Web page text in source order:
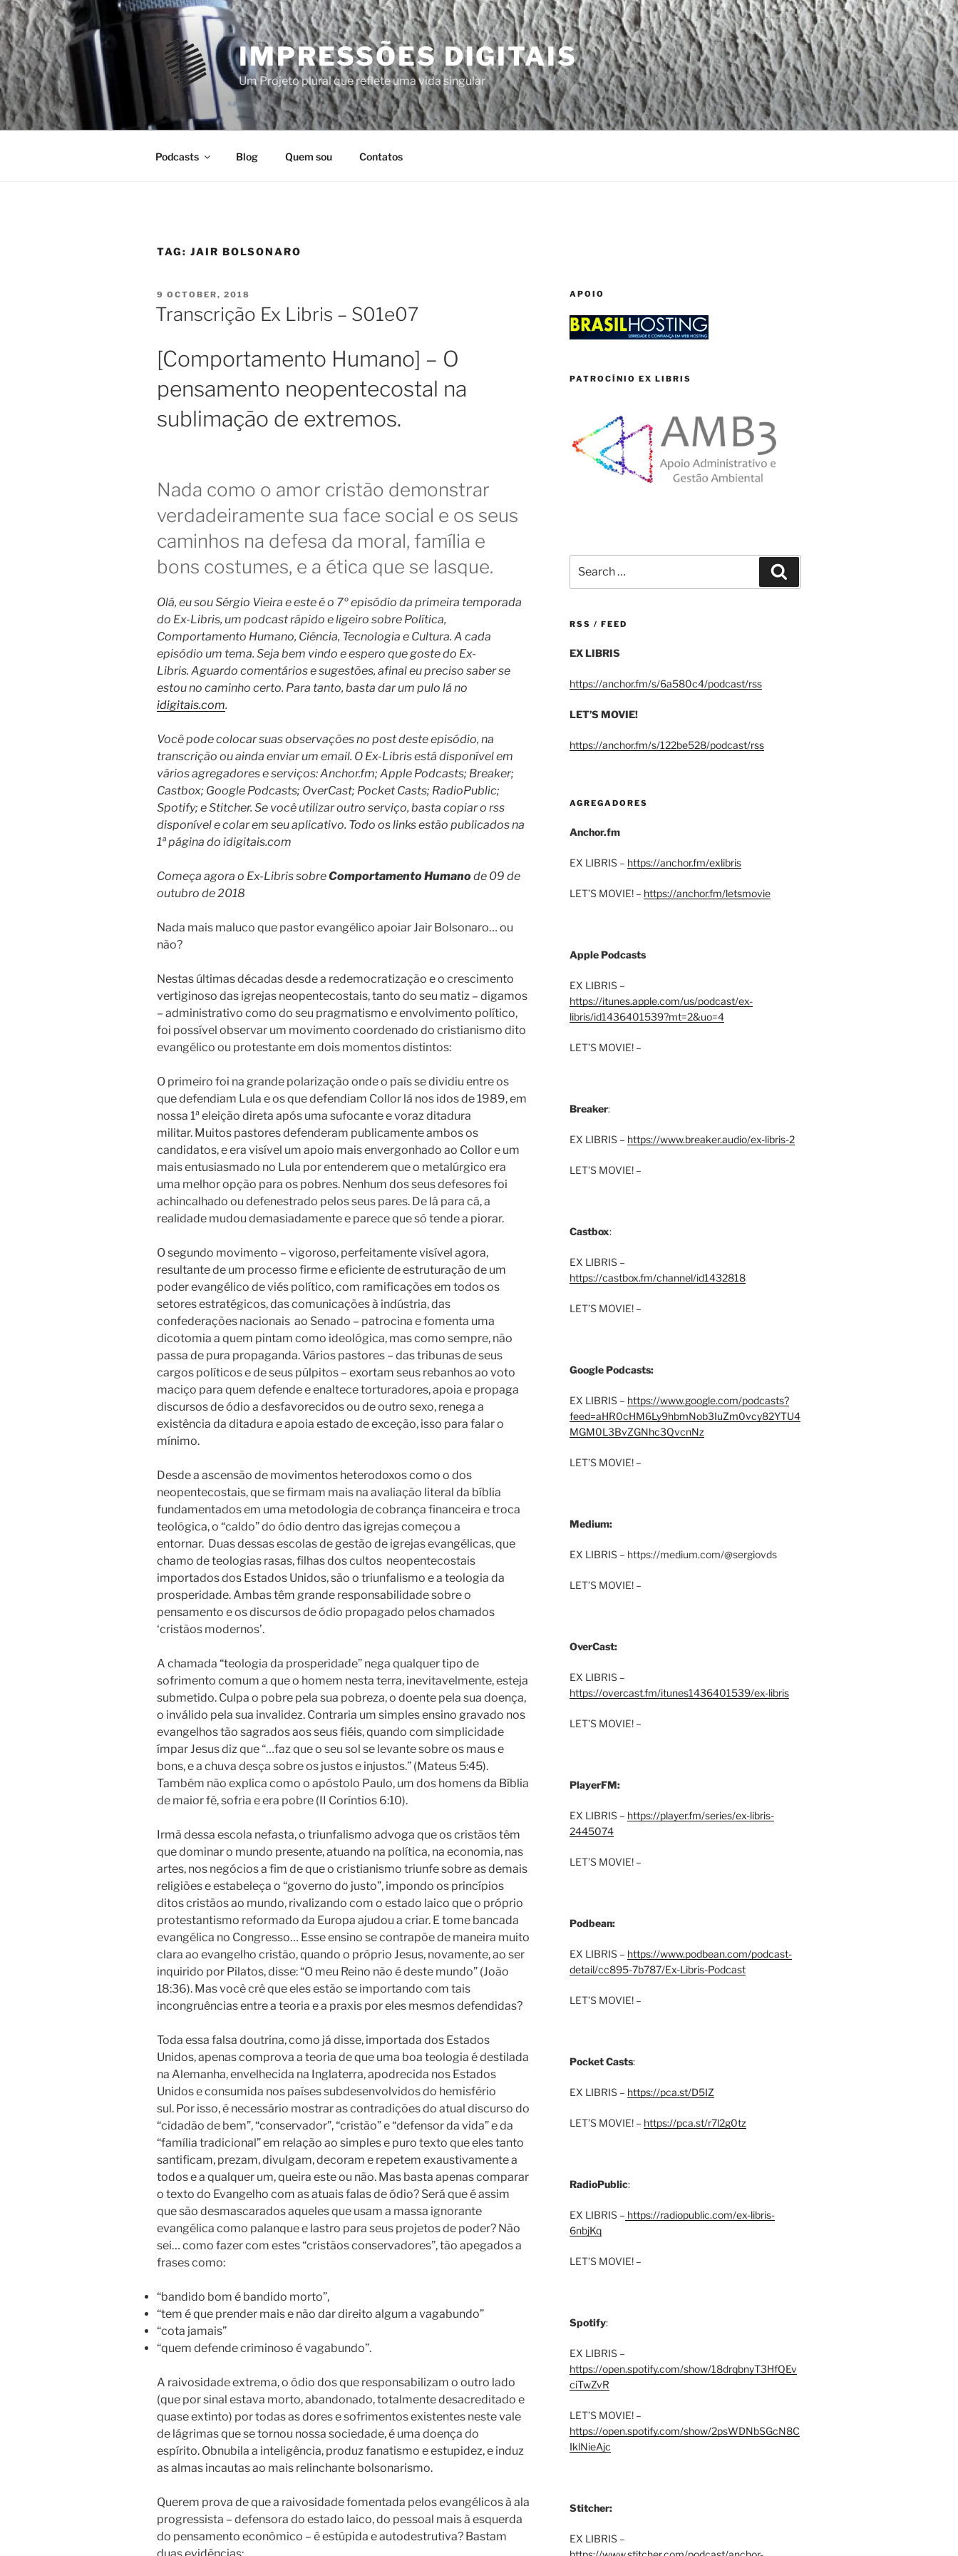
Skip
to
content
IMPRESSÕES DIGITAIS
Um Projeto plural que reflete uma vida singular
Podcasts Blog Quem sou Contatos
TAG: JAIR BOLSONARO
POSTED
ON
9 OCTOBER, 2018
Transcrição Ex Libris – S01e07
[Comportamento Humano] – O
pensamento neopentecostal na
sublimação de extremos.
Nada como o amor cristão demonstrar
verdadeiramente sua face social e os seus
caminhos na defesa da moral, família e
bons costumes, e a ética que se lasque.
Olá, eu sou Sérgio Vieira e este é o 7º episódio da primeira temporada
do Ex-Libris, um podcast rápido e ligeiro sobre Política,
Comportamento Humano, Ciência, Tecnologia e Cultura. A cada
episódio um tema. Seja bem vindo e espero que goste do Ex-
Libris. Aguardo comentários e sugestões, afinal eu preciso saber se
estou no caminho certo. Para tanto, basta dar um pulo lá no
idigitais.com.
Você pode colocar suas observações no post deste episódio, na
transcrição ou ainda enviar um email. O Ex-Libris está disponível em
vários agregadores e serviços: Anchor.fm; Apple Podcasts; Breaker;
Castbox; Google Podcasts; OverCast; Pocket Casts; RadioPublic;
Spotify; e Stitcher. Se você utilizar outro serviço, basta copiar o rss
disponível e colar em seu aplicativo. Todo os links estão publicados na
1ª página do idigitais.com
Começa agora o Ex-Libris sobreComportamento Humanode 09 de
outubro de 2018
Nada mais maluco que pastor evangélico apoiar Jair Bolsonaro… ou
não?
Nestas últimas décadas desde a redemocratização e o crescimento
vertiginoso das igrejas neopentecostais, tanto do seu matiz – digamos
– administrativo como do seu pragmatismo e envolvimento político,
foi possível observar um movimento coordenado do cristianismo dito
evangélico ou protestante em dois momentos distintos:
O primeiro foi na grande polarização onde o país se dividiu entre os
que defendiam Lula e os que defendiam Collor lá nos idos de 1989, em
nossa 1ª eleição direta após uma sufocante e voraz ditadura
militar. Muitos pastores defenderam publicamente ambos os
candidatos, e era visível um apoio mais envergonhado ao Collor e um
mais entusiasmado no Lula por entenderem que o metalúrgico era
uma melhor opção para os pobres. Nenhum dos seus defesores foi
achincalhado ou defenestrado pelos seus pares. De lá para cá, a
realidade mudou demasiadamente e parece que só tende a piorar.
O segundo movimento – vigoroso, perfeitamente visível agora,
resultante de um processo firme e eficiente de estruturação de um
poder evangélico de viés político, com ramificações em todos os
setores estratégicos, das comunicações à indústria, das
confederações nacionais ao Senado – patrocina e fomenta uma
dicotomia a quem pintam como ideológica, mas como sempre, não
passa de pura propaganda. Vários pastores – das tribunas de seus
cargos políticos e de seus púlpitos – exortam seus rebanhos ao voto
maciço para quem defende e enaltece torturadores, apoia e propaga
discursos de ódio a desfavorecidos ou de outro sexo, renega a
existência da ditadura e apoia estado de exceção, isso para falar o
mínimo.
Desde a ascensão de movimentos heterodoxos como o dos
neopentecostais, que se firmam mais na avaliação literal da bíblia
fundamentados em uma metodologia de cobrança financeira e troca
teológica, o “caldo” do ódio dentro das igrejas começou a
entornar. Duas dessas escolas de gestão de igrejas evangélicas, que
chamo de teologias rasas, filhas dos cultos neopentecostais
importados dos Estados Unidos, são o triunfalismo e a teologia da
prosperidade. Ambas têm grande responsabilidade sobre o
pensamento e os discursos de ódio propagado pelos chamados
‘cristãos modernos’.
A chamada “teologia da prosperidade” nega qualquer tipo de
sofrimento comum a que o homem nesta terra, inevitavelmente, esteja
submetido. Culpa o pobre pela sua pobreza, o doente pela sua doença,
o inválido pela sua invalidez. Contraria um simples ensino gravado nos
evangelhos tão sagrados aos seus fiéis, quando com simplicidade
ímpar Jesus diz que “…faz que o seu sol se levante sobre os maus e
bons, e a chuva desça sobre os justos e injustos.” (Mateus 5:45).
Também não explica como o apóstolo Paulo, um dos homens da Bíblia
de maior fé, sofria e era pobre (II Coríntios 6:10).
Irmã dessa escola nefasta, o triunfalismo advoga que os cristãos têm
que dominar o mundo presente, atuando na política, na economia, nas
artes, nos negócios a fim de que o cristianismo triunfe sobre as demais
religiões e estabeleça o “governo do justo”, impondo os princípios
ditos cristãos ao mundo, rivalizando com o estado laico que o próprio
protestantismo reformado da Europa ajudou a criar. E tome bancada
evangélica no Congresso… Esse ensino se contrapõe de maneira muito
clara ao evangelho cristão, quando o próprio Jesus, novamente, ao ser
inquirido por Pilatos, disse: “O meu Reino não é deste mundo” (João
18:36). Mas você crê que eles estão se importando com tais
incongruências entre a teoria e a praxis por eles mesmos defendidas?
Toda essa falsa doutrina, como já disse, importada dos Estados
Unidos, apenas comprova a teoria de que uma boa teologia é destilada
na Alemanha, envelhecida na Inglaterra, apodrecida nos Estados
Unidos e consumida nos países subdesenvolvidos do hemisfério
sul. Por isso, é necessário mostrar as contradições do atual discurso do
“cidadão de bem”, “conservador”, “cristão” e “defensor da vida” e da
“família tradicional” em relação ao simples e puro texto que eles tanto
santificam, prezam, divulgam, decoram e repetem exaustivamente a
todos e a qualquer um, queira este ou não. Mas basta apenas comparar
o texto do Evangelho com as atuais falas de ódio? Será que é assim
que são desmascarados aqueles que usam a massa ignorante
evangélica como palanque e lastro para seus projetos de poder? Não
sei… como fazer com estes “cristãos conservadores”, tão apegados a
frases como:
“bandido bom é bandido morto”,
“tem é que prender mais e não dar direito algum a vagabundo”
“cota jamais”
“quem defende criminoso é vagabundo”.
A raivosidade extrema, o ódio dos que responsabilizam o outro lado
(que por sinal estava morto, abandonado, totalmente desacreditado e
quase extinto) por todas as dores e sofrimentos existentes neste vale
de lágrimas que se tornou nossa sociedade, é uma doença do
espírito. Obnubila a inteligência, produz fanatismo e estupidez, e induz
as almas incautas ao mais relinchante bolsonarismo.
Querem prova de que a raivosidade fomentada pelos evangélicos à ala
progressista – defensora do estado laico, do pessoal mais à esquerda
do pensamento econômico – é estúpida e autodestrutiva? Bastam
APOIO
PATROCÍNIO EX LIBRIS
for:
RSS / FEED
EX LIBRIS
https://anchor.fm/s/6a580c4/podcast/rss
LET’S MOVIE!
https://anchor.fm/s/122be528/podcast/rss
AGREGADORES
Anchor.fm
EX LIBRIS – https://anchor.fm/exlibris
LET’S MOVIE! – https://anchor.fm/letsmovie
Apple Podcasts
EX LIBRIS –
https://itunes.apple.com/us/podcast/ex-
libris/id1436401539?mt=2&uo=4
LET’S MOVIE! –
Breaker:
EX LIBRIS – https://www.breaker.audio/ex-libris-2
LET’S MOVIE! –
Castbox:
EX LIBRIS –
https://castbox.fm/channel/id1432818
LET’S MOVIE! –
Google Podcasts:
EX LIBRIS – https://www.google.com/podcasts?
feed=aHR0cHM6Ly9hbmNob3IuZm0vcy82YTU4
MGM0L3BvZGNhc3QvcnNz
LET’S MOVIE! –
Medium:
EX LIBRIS – https://medium.com/@sergiovds
LET’S MOVIE! –
OverCast:
EX LIBRIS –
https://overcast.fm/itunes1436401539/ex-libris
LET’S MOVIE! –
PlayerFM:
EX LIBRIS – https://player.fm/series/ex-libris-
2445074
LET’S MOVIE! –
Podbean:
EX LIBRIS – https://www.podbean.com/podcast-
detail/cc895-7b787/Ex-Libris-Podcast
LET’S MOVIE! –
Pocket Casts:
EX LIBRIS – https://pca.st/D5IZ
LET’S MOVIE! – https://pca.st/r7l2g0tz
RadioPublic:
EX LIBRIS – https://radiopublic.com/ex-libris-
6nbjKq
LET’S MOVIE! –
Spotify:
EX LIBRIS –
https://open.spotify.com/show/18drqbnyT3HfQEv
ciTwZvR
LET’S MOVIE! –
https://open.spotify.com/show/2psWDNbSGcN8C
IklNieAjc
Stitcher:
EX LIBRIS –